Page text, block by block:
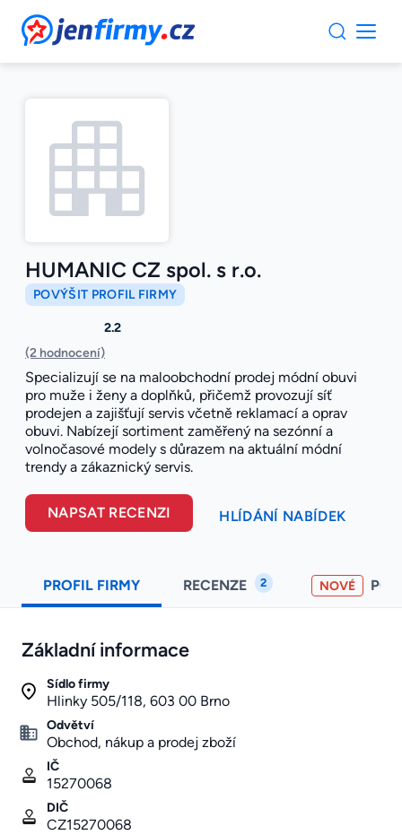
JenFirmy.cz
HUMANIC CZ spol. s r.o.
POVÝŠIT PROFIL FIRMY
2.2
(2 hodnocení)
Specializují se na maloobchodní prodej módní obuvi
pro muže i ženy a doplňků, přičemž provozují síť
prodejen a zajišťují servis včetně reklamací a oprav
obuvi. Nabízejí sortiment zaměřený na sezónní a
volnočasové modely s důrazem na aktuální módní
trendy a zákaznický servis.
NAPSAT RECENZI HLÍDÁNÍ NABÍDEK
PROFIL FIRMY RECENZE 2 NOVÉ
Základní informace
Sídlo firmy
Hlinky 505/118, 603 00 Brno
Odvětví
Obchod, nákup a prodej zboží
IČ
15270068
DIČ
CZ15270068